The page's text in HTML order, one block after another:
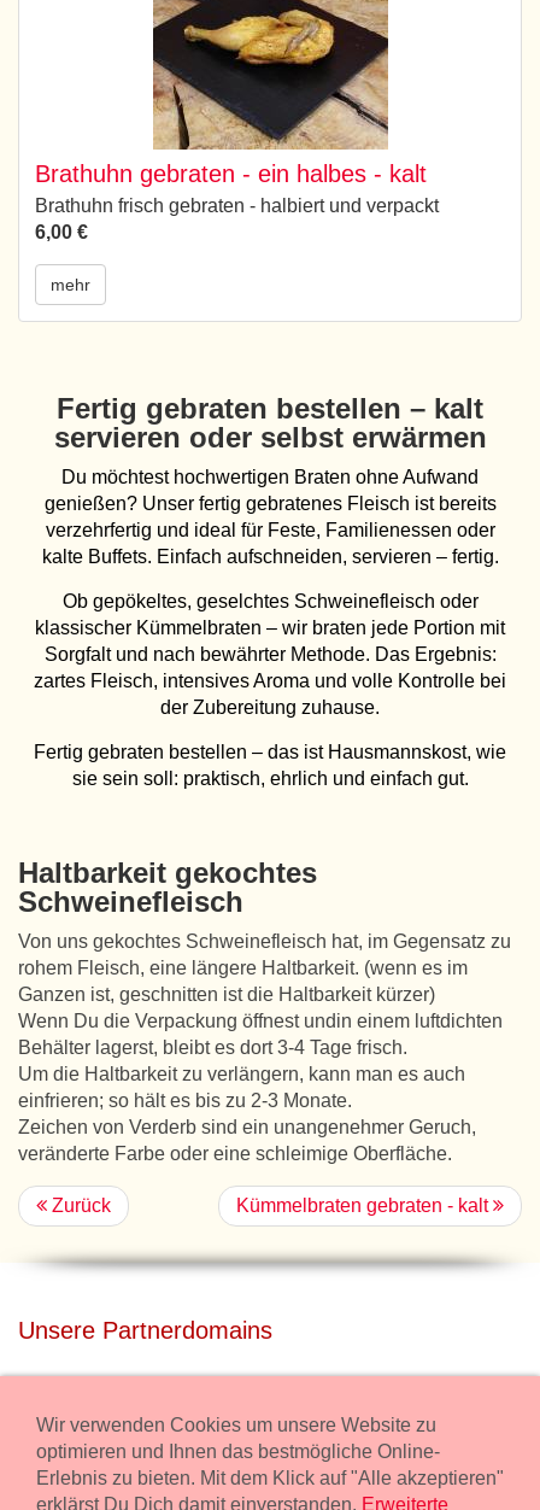
Brathuhn gebraten - ein halbes - kalt
Brathuhn frisch gebraten - halbiert und verpackt
6,00 €
mehr
Fertig gebraten bestellen – kalt
servieren oder selbst erwärmen
Du möchtest hochwertigen Braten ohne Aufwand
genießen? Unser fertig gebratenes Fleisch ist bereits
verzehrfertig und ideal für Feste, Familienessen oder
kalte Buffets. Einfach aufschneiden, servieren – fertig.
Ob gepökeltes, geselchtes Schweinefleisch oder
klassischer Kümmelbraten – wir braten jede Portion mit
Sorgfalt und nach bewährter Methode. Das Ergebnis:
zartes Fleisch, intensives Aroma und volle Kontrolle bei
der Zubereitung zuhause.
Fertig gebraten bestellen – das ist Hausmannskost, wie
sie sein soll: praktisch, ehrlich und einfach gut.
Haltbarkeit gekochtes
Schweinefleisch
Von uns gekochtes Schweinefleisch hat, im Gegensatz zu
rohem Fleisch, eine längere Haltbarkeit. (wenn es im
Ganzen ist, geschnitten ist die Haltbarkeit kürzer)
Wenn Du die Verpackung öffnest undin einem luftdichten
Behälter lagerst, bleibt es dort 3-4 Tage frisch.
Um die Haltbarkeit zu verlängern, kann man es auch
einfrieren; so hält es bis zu 2-3 Monate.
Zeichen von Verderb sind ein unangenehmer Geruch,
veränderte Farbe oder eine schleimige Oberfläche.
Zurück Kümmelbraten gebraten - kalt
Unsere Partnerdomains
Miete unser Haus bei Wiener Neustadt für Deine Party mit
Übernachtung.
freilaender.at
Wir verwenden Cookies um unsere Website zu
optimieren und Ihnen das bestmögliche Online-
Erlebnis zu bieten. Mit dem Klick auf "Alle akzeptieren"
erklärst Du Dich damit einverstanden. Erweiterte